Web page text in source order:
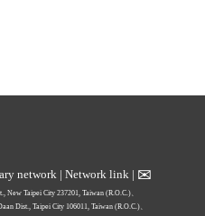
network Network link ✉
New Taipei City 237201, Taiwan (R.O.C.)、
Dist., Taipei City 106011, Taiwan (R.O.C.)、